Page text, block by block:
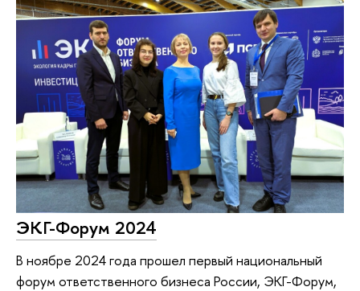
ЭКГ-Форум 2024
В ноябре 2024 года прошел первый национальный
форум ответственного бизнеса России, ЭКГ-Форум,